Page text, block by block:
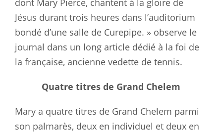
dont Mary Pierce, chantent à la gloire de
Jésus durant trois heures dans l’auditorium
bondé d’une salle de Curepipe. » observe le
journal dans un long article dédié à la foi de
la française, ancienne vedette de tennis.
Quatre titres de Grand Chelem
Mary a quatre titres de Grand Chelem parmi
son palmarès, deux en individuel et deux en